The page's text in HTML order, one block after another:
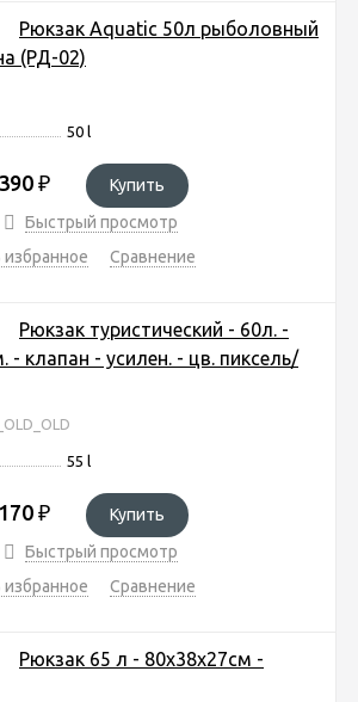
Рюкзак Aquatic 50л рыболовный
(РД-02)
50 l
₽
Купить
Быстрый просмотр
избранное
Сравнение
Рюкзак туристический - 60л. -
клапан - усилен. - цв. пиксель/
55 l
₽
Купить
Быстрый просмотр
избранное
Сравнение
Рюкзак 65 л - 80х38х27см -